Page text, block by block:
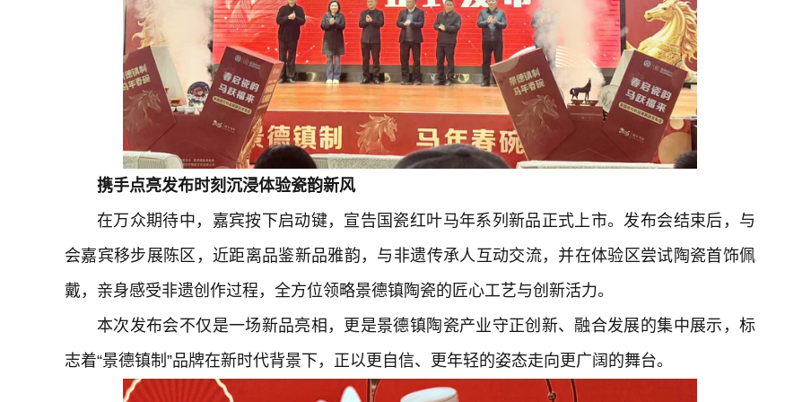
携手点亮发布时刻沉浸体验瓷韵新风
在万众期待中，嘉宾按下启动键，宣告国瓷红叶马年系列新品正式上市。发布会结束后，与
会嘉宾移步展陈区，近距离品鉴新品雅韵，与非遗传承人互动交流，并在体验区尝试陶瓷首饰佩
戴，亲身感受非遗创作过程，全方位领略景德镇陶瓷的匠心工艺与创新活力。
本次发布会不仅是一场新品亮相，更是景德镇陶瓷产业守正创新、融合发展的集中展示，标
志着“景德镇制”品牌在新时代背景下，正以更自信、更年轻的姿态走向更广阔的舞台。